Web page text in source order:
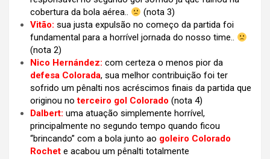
cobertura da bola aérea..
(nota 3)
Vitão: sua justa expulsão no começo da partida foi
fundamental para a horrível jornada do nosso time..
(nota 2)
Nico Hernández: com certeza o menos pior da
defesa Colorada, sua melhor contribuição foi ter
sofrido um pênalti nos acréscimos finais da partida que
originou noterceiro gol Colorado (nota 4)
Dalbert: uma atuação simplemente horrível,
principalmente no segundo tempo quando ficou
“brincando” com a bola junto ao goleiro Colorado
Rochet e acabou um pênalti totalmente